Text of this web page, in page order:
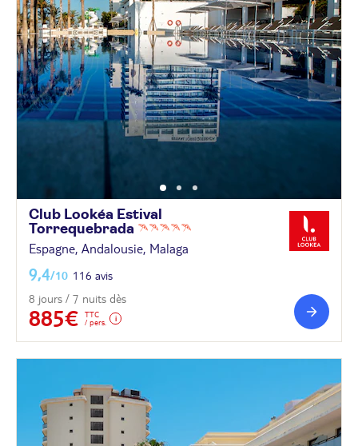
Club Lookéa Estival
Torrequebrada
Espagne, Andalousie, Malaga
9,4/10 116 avis
8 jours / 7 nuits dès
885€
TTC
/ pers.